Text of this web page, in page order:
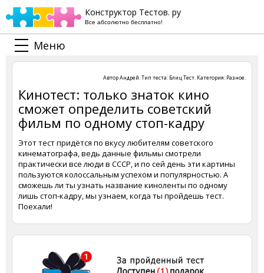
Конструктор Тестов. ру
Все абсолютно бесплатно!
Меню
АвторАндрей. Тип теста: Блиц Тест. Категория: Разное.
Кинотест: только знаток кино
сможет определить советский
фильм по одному стоп-кадру
Этот тест придётся по вкусу любителям советского
кинематографа, ведь данные фильмы смотрели
практически все люди в СССР, и по сей день эти картины
пользуются колоссальным успехом и популярностью. А
сможешь ли ты узнать название киноленты по одному
лишь стоп-кадру, мы узнаем, когда ты пройдешь тест.
Поехали!